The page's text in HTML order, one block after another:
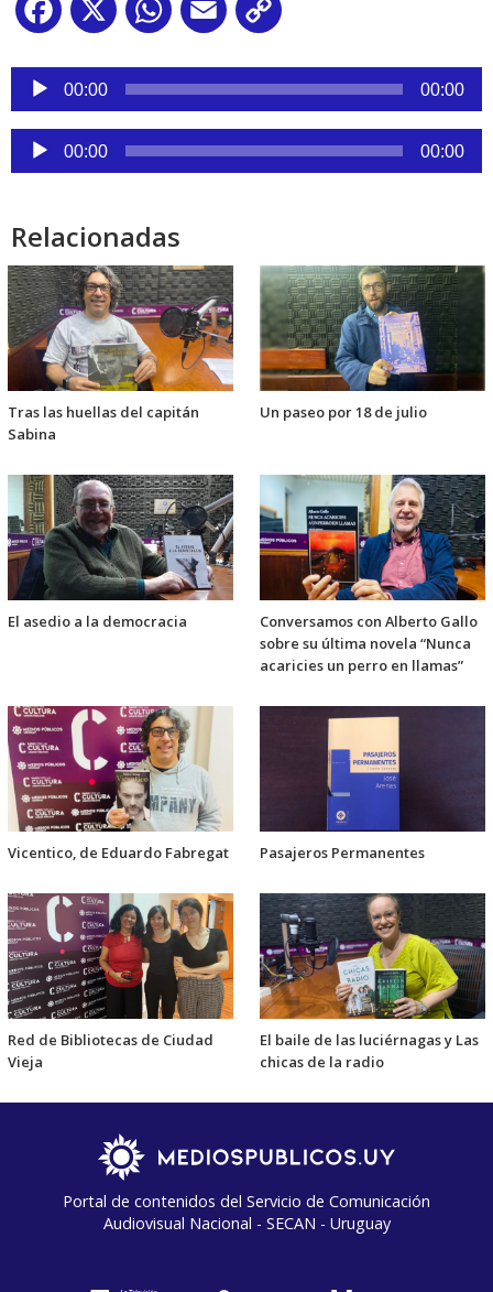
Facebook
X WhatsApp
Email
Reproductor
audio
00:00 00:00
Reproductor
de
00:00 00:00
Relacionadas
Tras las huellas del capitán
Sabina
Un paseo por 18 de julio
El asedio a la democracia
Conversamos con Alberto Gallo
sobre su última novela “Nunca
acaricies un perro en llamas”
Vicentico, de Eduardo Fabregat Pasajeros Permanentes
Red de Bibliotecas de Ciudad
Vieja
El baile de las luciérnagas y Las
chicas de la radio
Portal de contenidos del Servicio de Comunicación
Audiovisual Nacional - SECAN - Uruguay